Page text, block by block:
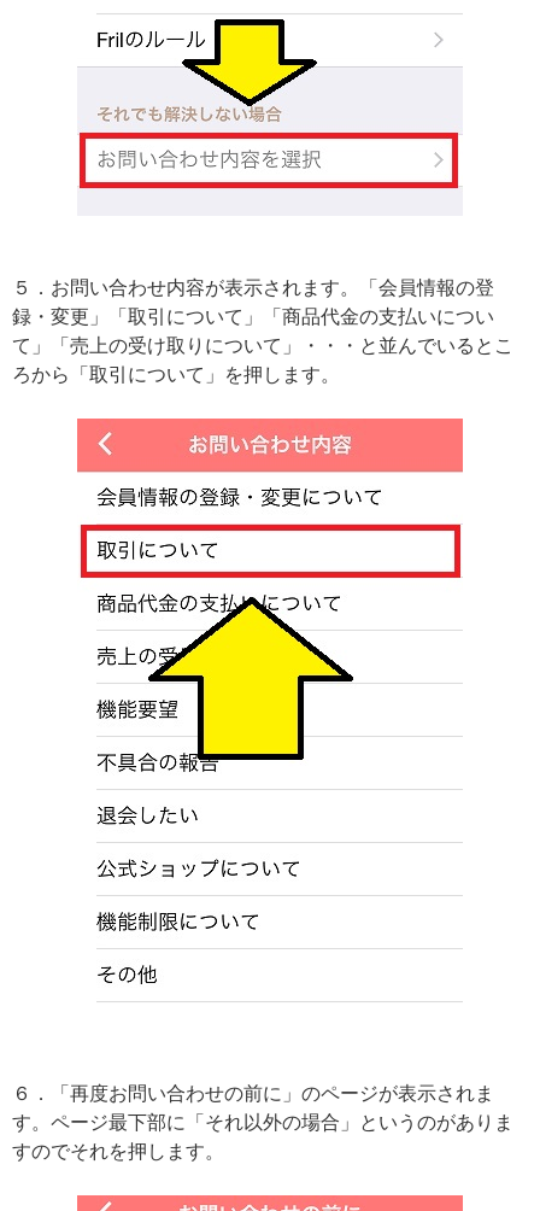
５．お問い合わせ内容が表示されます。「会員情報の登
録・変更」「取引について」「商品代金の支払いについ
て」「売上の受け取りについて」・・・と並んでいるとこ
ろから「取引について」を押します。
６．「再度お問い合わせの前に」のページが表示されま
す。ページ最下部に「それ以外の場合」というのがありま
すのでそれを押します。